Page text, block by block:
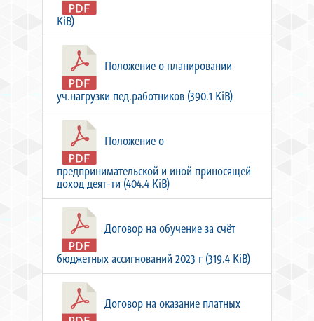
KiB)
Положение о планировании
уч.нагрузки пед.работников (390.1 KiB)
Положение о
предпринимательской и иной приносящей
доход деят-ти (404.4 KiB)
Договор на обучение за счёт
бюджетных ассигнований 2023 г (319.4 KiB)
Договор на оказание платных